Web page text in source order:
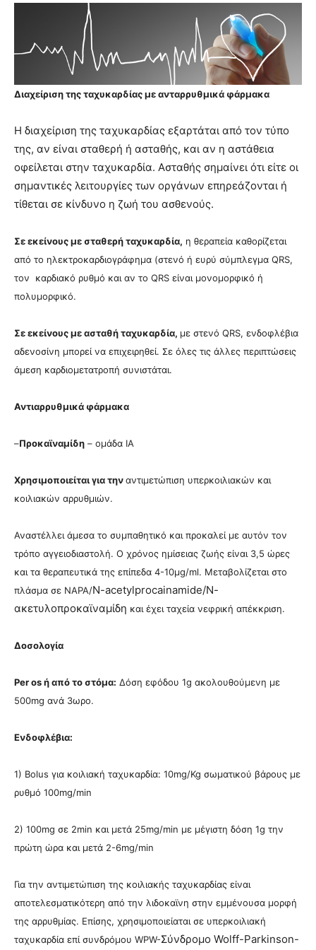
Διαχείριση της ταχυκαρδίας με ανταρρυθμικά φάρμακα
Η διαχείριση της ταχυκαρδίας εξαρτάται από τον τύπο
της, αν είναι σταθερή ή ασταθής, και αν η αστάθεια
οφείλεται στην ταχυκαρδία. Ασταθής σημαίνει ότι είτε οι
σημαντικές λειτουργίες των οργάνων επηρεάζονται ή
τίθεται σε κίνδυνο η ζωή του ασθενούς.
Σε εκείνους με σταθερή ταχυκαρδία, η θεραπεία καθορίζεται
από το ηλεκτροκαρδιογράφημα (στενό ή ευρύ σύμπλεγμα QRS,
τον καρδιακό ρυθμό και αν το QRS είναι μονομορφικό ή
πολυμορφικό.
Σε εκείνους με ασταθή ταχυκαρδία, με στενό QRS, ενδοφλέβια
αδενοσίνη μπορεί να επιχειρηθεί. Σε όλες τις άλλες περιπτώσεις
άμεση καρδιομετατροπή συνιστάται.
Αντιαρρυθμικά φάρμακα
–Προκαϊναμίδη – ομάδα ΙΑ
Χρησιμοποιείται για τηναντιμετώπιση υπερκοιλιακών και
κοιλιακών αρρυθμιών.
Αναστέλλει άμεσα το συμπαθητικό και προκαλεί με αυτόν τον
τρόπο αγγειοδιαστολή. Ο χρόνος ημίσειας ζωής είναι 3,5 ώρες
και τα θεραπευτικά της επίπεδα 4-10μg/ml. Μεταβολίζεται στο
πλάσμα σε ΝΑΡΑ/N-acetylprocainamide/Ν-
ακετυλοπροκαϊναμίδη και έχει ταχεία νεφρική απέκκριση.
Δοσολογία
Peros ή από το στόμα: Δόση εφόδου 1g ακολουθούμενη με
500mg ανά 3ωρο.
Ενδοφλέβια:
1) Bolus για κοιλιακή ταχυκαρδία: 10mg/Kg σωματικού βάρους με
ρυθμό 100mg/min
2) 100mg σε 2min και μετά 25mg/min με μέγιστη δόση 1g την
πρώτη ώρα και μετά 2-6mg/min
Για την αντιμετώπιση της κοιλιακής ταχυκαρδίας είναι
αποτελεσματικότερη από την λιδοκαϊνη στην εμμένουσα μορφή
της αρρυθμίας. Επίσης, χρησιμοποιείαται σε υπερκοιλιακή
ταχυκαρδία επί συνδρόμου WPW-Σύνδρομο Wolff-Parkinson-